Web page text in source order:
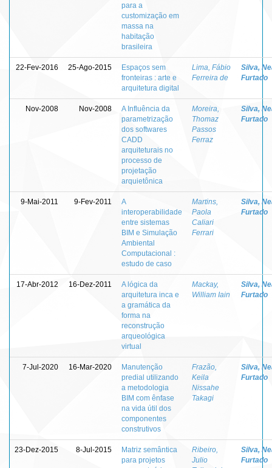
para a
customização em
massa na
habitação
brasileira
22-Fev-2016 25-Ago-2015
Espaços sem
fronteiras : arte e
arquitetura digital
Lima, Fábio
Ferreira de
Silva,
Furtado
Nov-2008 Nov-2008
A Influência da
parametrização
dos softwares
CADD
arquiteturais no
processo de
projetação
arquietônica
Moreira,
Thomaz
Passos
Ferraz
Silva,
Furtado
9-Mai-2011 9-Fev-2011
A
interoperabilidade
entre sistemas
BIM e Simulação
Ambiental
Computacional :
estudo de caso
Martins,
Paola
Caliari
Ferrari
Silva,
Furtado
17-Abr-2012 16-Dez-2011
A lógica da
arquitetura inca e
a gramática da
forma na
reconstrução
arqueológica
virtual
Mackay,
William Iain
Silva,
Furtado
7-Jul-2020 16-Mar-2020
Manutenção
predial utilizando
a metodologia
BIM com ênfase
na vida útil dos
componentes
construtivos
Frazão,
Keila
Nissahe
Takagi
Silva,
Furtado
23-Dez-2015 8-Jul-2015
Matriz semântica
para projetos
Ribeiro,
Julio
Silva,
Furtado